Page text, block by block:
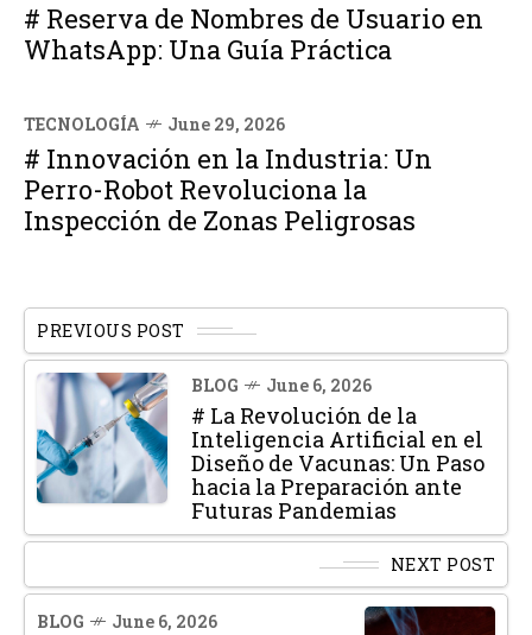
# Reserva de Nombres de Usuario en
WhatsApp: Una Guía Práctica
TECNOLOGÍA June 29, 2026
# Innovación en la Industria: Un
Perro-Robot Revoluciona la
Inspección de Zonas Peligrosas
PREVIOUS POST
BLOG June 6, 2026
# La Revolución de la
Inteligencia Artificial en el
Diseño de Vacunas: Un Paso
hacia la Preparación ante
Futuras Pandemias
NEXT POST
BLOG June 6, 2026